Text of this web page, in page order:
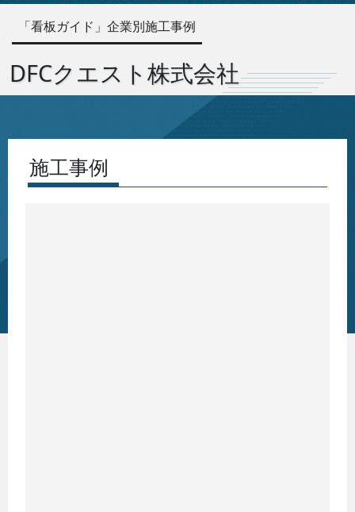
DFCクエスト株式会社
「看板ガイド」企業別施工事例
施工事例